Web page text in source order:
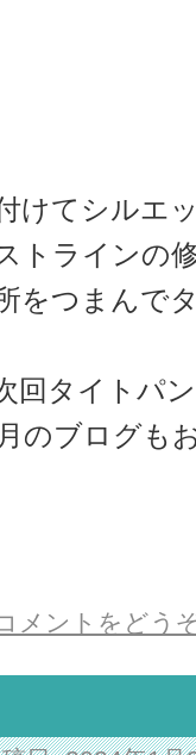
けてシルエ
トラインの
をつまんで
回タイトパ
のブログも
メントをどう